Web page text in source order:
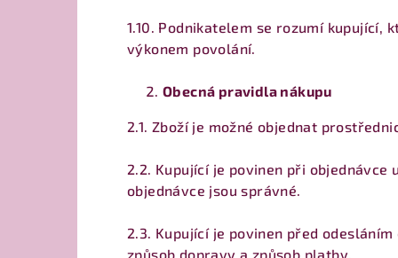
1.10. Podnikatelem se rozumí
výkonem povolání.
Obecná pravidla nákupu
2.1. Zboží je možné objednat
2.2. Kupující je povinen při
objednávce jsou správné.
2.3. Kupující je povinen před
způsob dopravy a způsob platby.